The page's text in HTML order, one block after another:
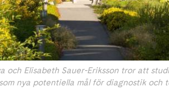
och Elisabeth Sauer-Eriksson tror att
nya potentiella mål för diagnostik och